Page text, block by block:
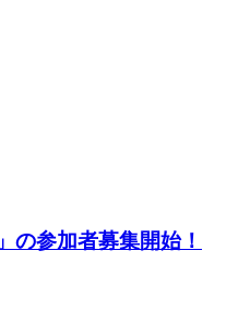
の参加者募集開始！